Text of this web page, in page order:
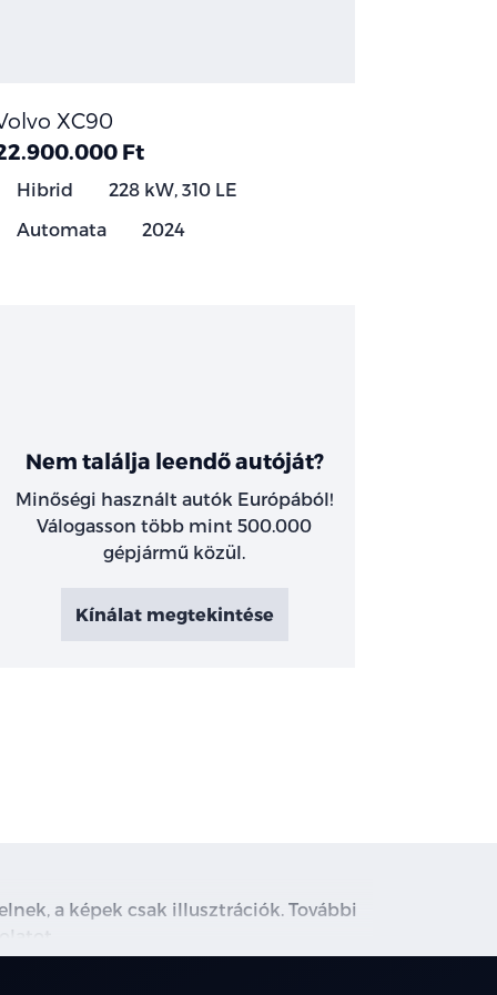
XC90
Ft
Hibrid
228 kW, 310 LE
Automata
2024
Nem találja leendő autóját?
Minőségi használt autók Európából!
Válogasson több mint 500.000
gépjármű közül.
Kínálat megtekintése
a képek csak illusztrációk. További